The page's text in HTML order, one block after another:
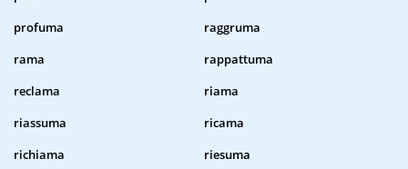
profuma
raggruma
rama
rappattuma
reclama
riama
riassuma
ricama
richiama
riesuma